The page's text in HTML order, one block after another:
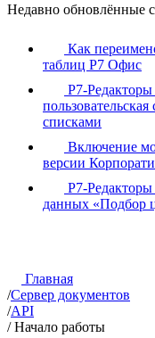
Недавно обновлённые
Как
таблиц Р7 Офис
Р7-
списками
Включение
версии
Р7-
данных «Подбор
Главная
/Сервер документов
/API
/ Начало работы